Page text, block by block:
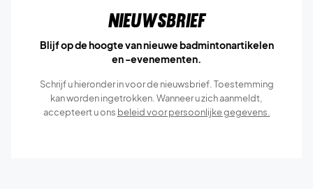
Nieuwsbrief
Blijf op de hoogte van nieuwe badmintonartikelen
en -evenementen.
Schrijf u hieronder in voor de nieuwsbrief. Toestemming
kan worden ingetrokken. Wanneer u zich aanmeldt,
accepteert u ons beleid voor persoonlijke gegevens.